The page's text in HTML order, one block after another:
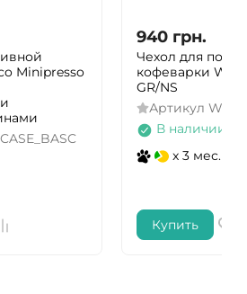
Minipresso
940 грн.
Чехол для
кофеварки
GR/NS
Артикул
В наличии
x 3 мес.
Купить